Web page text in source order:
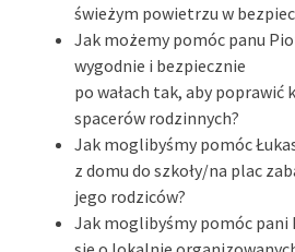
świeżym powietrzu w
Jak możemy pomóc panu
wygodnie i bezpiecznie
po wałach tak, aby poprawić
spacerów rodzinnych?
Jak moglibyśmy pomóc
z domu do szkoły/na plac
jego rodziców?
Jak moglibyśmy pomóc pani